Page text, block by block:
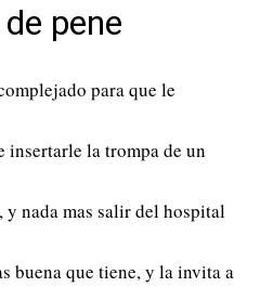
pene
para que le
insertarle la trompa de un
nada mas salir del hospital
buena que tiene, y la invita a